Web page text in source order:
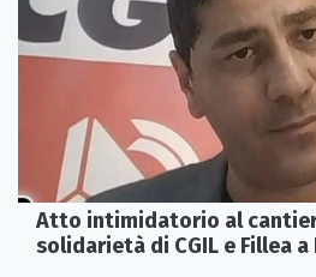
Atto intimidatorio al
solidarietà di CGIL e Fillea